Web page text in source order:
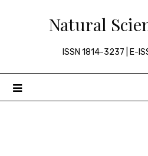
Natural
ISSN 1814-3237 | E-